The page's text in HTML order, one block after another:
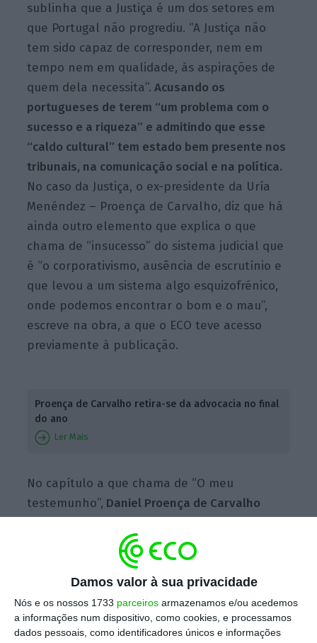
Damos valor à sua privacidade
Nós e os nossos 1733 parceiros armazenamos e/ou acedemos
a informações num dispositivo, como cookies, e processamos
dados pessoais, como identificadores únicos e informações
sublinha que a Justiça é um dos setores em
que Portugal não progrediu. “A Justiça não
tem sido capaz de corresponder, nem em
tempo nem em qualidade, às aspirações de
quem dela necessita”. Acusando os
portugueses de terem “um problema com o
sucesso e a riqueza” e admitindo que esse
“caldo cultural” tem estado bem presente nos
tribunais, na comunicação social e na política.
No caso da Justiça, o ex-presidente da Uría
Menéndez – Proença de Carvalho, diz que há
ainda outro elemento que explica o que
chama de “insucesso” do sistema judicial que
é “o corporativismo, ausência de escrutínio e
que levou a um sistema algo esquizofrénico,
onde podemos encontrar o bom e o mau”,
escreve na obra, a que o ECO teve acesso
previamente à publicação.
Proença de Carvalho retira-se da advocacia no final
do ano
Ler Mais
No capítulo a que chama de “O meu
testemunho”, Daniel Proença de Carvalho
em que esteve envolvido como advogado de
“Falo nos casos de perseguições com
erros judiciais que mais me impressionaram”.
Apesar de fazer o alerta: “não pretendo
generalizar porque a minha advocacia